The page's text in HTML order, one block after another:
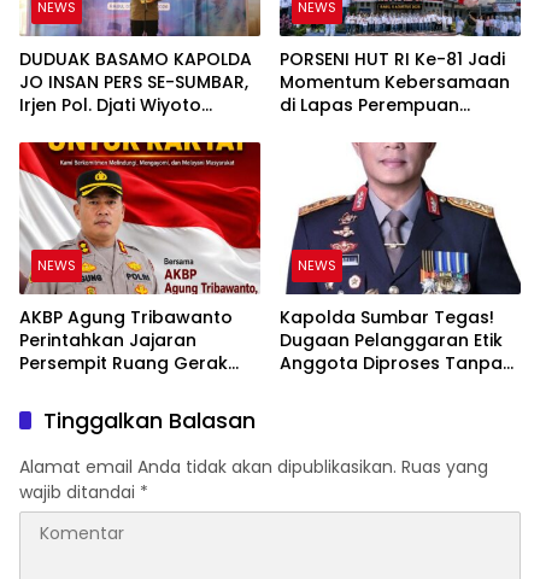
NEWS
DUDUAK BASAMO KAPOLDA
JO INSAN PERS SE-SUMBAR,
Irjen Pol. Djati Wiyoto
Ruang bagi Pelanggar
Hukum di Internal Polri
NEWS
PORSENI HUT RI Ke-81 Jadi
Momentum Kebersamaan
di Lapas Perempuan
NEWS
AKBP Agung Tribawanto
Perintahkan Jajaran
Persempit Ruang Gerak
Pasaman Barat
NEWS
Kapolda Sumbar Tegas!
Dugaan Pelanggaran Etik
Anggota Diproses Tanpa
Tinggalkan Balasan
Alamat email Anda tidak akan dipublikasikan. Ruas yang
wajib ditandai *